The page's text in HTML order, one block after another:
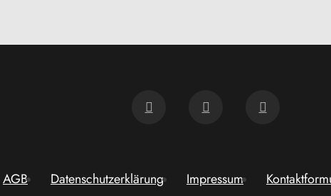
AGB Datenschutzerklärung Impressum